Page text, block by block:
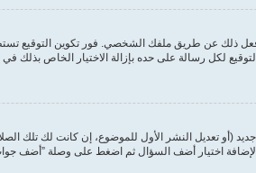
فعل ذلك عن طريق ملفك الشخصي. فور تكوين التوقيع
لكل رسالة على حده بإزالة الاختيار الخاص بذلك
(أو تعديل النشر الأول للموضوع، إن كانت لك تلك
اختيار أضف السؤال ثم اضغط على وصلة ”أضف